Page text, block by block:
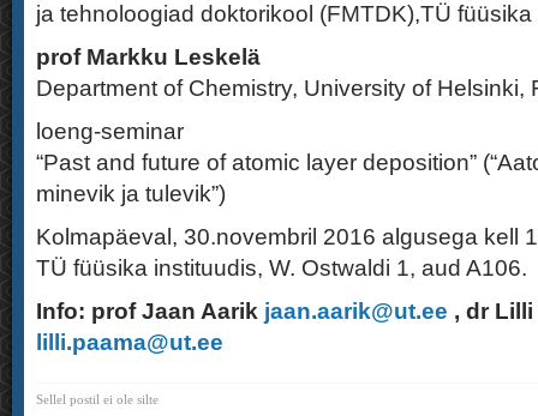
ja tehnoloogiad doktorikool (FMTDK),TÜ füüsika
prof Markku Leskelä
Department of Chemistry, University of Helsinki,
loeng-seminar
“Past and future of atomic layer deposition”
minevik ja tulevik”)
Kolmapäeval, 30.novembril 2016 algusega kell
TÜ füüsika instituudis, W. Ostwaldi 1, aud A106.
Info: prof Jaan Aarik jaan.aarik@ut.ee , dr Lilli
lilli.paama@ut.ee
Sellel postil ei ole silte